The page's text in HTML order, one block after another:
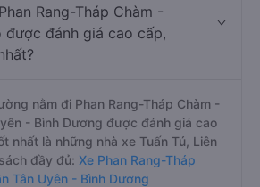
Rang-Tháp Chàm -
được đánh giá cao cấp,
nằm đi Phan Rang-Tháp Chàm -
- Bình Dương được đánh giá cao
nhất là những nhà xe Tuấn Tú, Liên
đầy đủ: Xe Phan Rang-Tháp
Tân Uyên - Bình Dương